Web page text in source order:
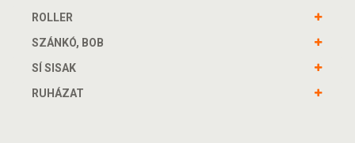
ROLLER
SZÁNKÓ, BOB
SÍ SISAK
RUHÁZAT